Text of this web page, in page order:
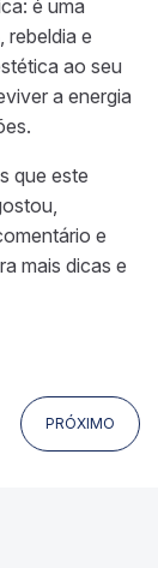
é uma
rebeldia e
ao seu
a energia
que este
e
mais dicas e
PRÓXIMO